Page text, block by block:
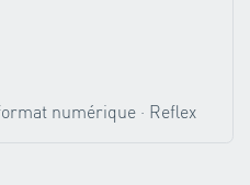
numérique · Reflex